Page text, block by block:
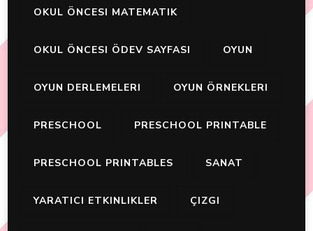
OKUL ÖNCESI MATEMATIK
OKUL ÖNCESI ÖDEV SAYFASI OYUN
OYUN DERLEMELERI OYUN ÖRNEKLERI
PRESCHOOL PRESCHOOL PRINTABLE
PRESCHOOL PRINTABLES SANAT
YARATICI ETKINLIKLER ÇIZGI